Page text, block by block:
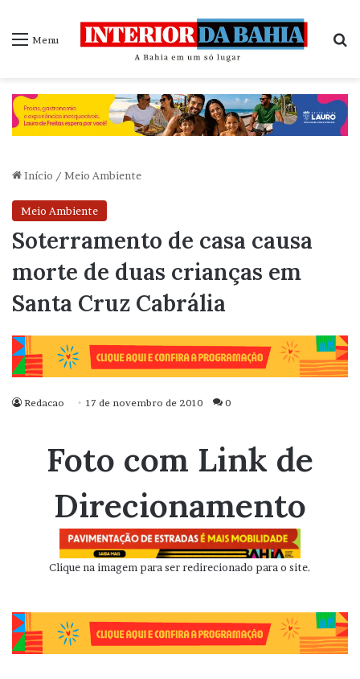
Menu
Início / Meio Ambiente
Meio Ambiente
Soterramento de casa causa
morte de duas crianças em
Santa Cruz Cabrália
Redacao 17 de novembro de 2010 0
Foto com Link de
Direcionamento
Clique na imagem para ser redirecionado para o site.